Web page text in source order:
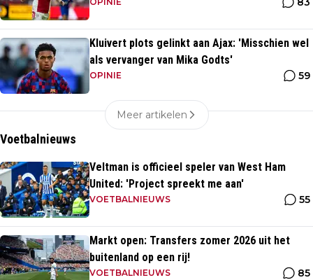
Kluivert plots gelinkt aan Ajax: 'Misschien wel
als vervanger van Mika Godts'
OPINIE 59
Meer artikelen
Voetbalnieuws
Veltman is officieel speler van West Ham
United: 'Project spreekt me aan'
VOETBALNIEUWS 55
Markt open: Transfers zomer 2026 uit het
buitenland op een rij!
VOETBALNIEUWS 85